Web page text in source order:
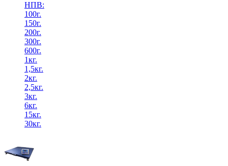
НПВ:
100г.
150г.
200г.
300г.
600г.
1кг.
1,5кг.
2кг.
2,5кг.
3кг.
6кг.
15кг.
30кг.